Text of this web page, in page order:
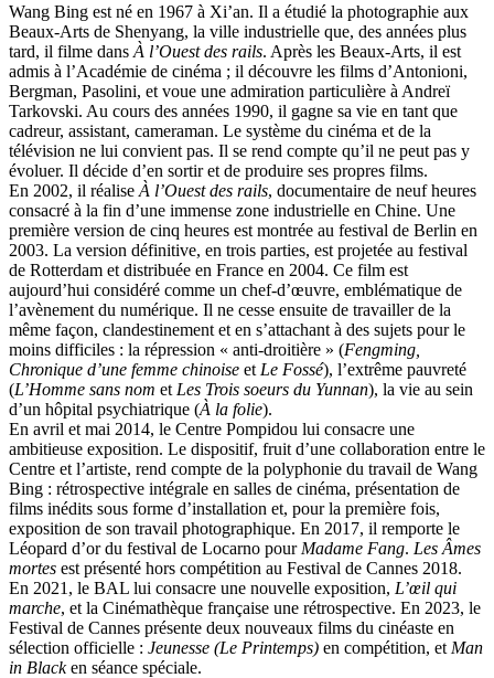
Wang Bing est né en 1967 à Xi’an. Il a étudié la photographie aux
Beaux-Arts de Shenyang, la ville industrielle que, des années plus
tard, il filme dans À l’Ouest des rails. Après les Beaux-Arts, il est
admis à l’Académie de cinéma ; il découvre les films d’Antonioni,
Bergman, Pasolini, et voue une admiration particulière à Andreï
Tarkovski. Au cours des années 1990, il gagne sa vie en tant que
cadreur, assistant, cameraman. Le système du cinéma et de la
télévision ne lui convient pas. Il se rend compte qu’il ne peut pas y
évoluer. Il décide d’en sortir et de produire ses propres films.
En 2002, il réalise À l’Ouest des rails, documentaire de neuf heures
consacré à la fin d’une immense zone industrielle en Chine. Une
première version de cinq heures est montrée au festival de Berlin en
2003. La version définitive, en trois parties, est projetée au festival
de Rotterdam et distribuée en France en 2004. Ce film est
aujourd’hui considéré comme un chef-d’œuvre, emblématique de
l’avènement du numérique. Il ne cesse ensuite de travailler de la
même façon, clandestinement et en s’attachant à des sujets pour le
moins difficiles : la répression « anti-droitière » (Fengming,
Chronique d’une femme chinoise et Le Fossé), l’extrême pauvreté
(L’Homme sans nom et Les Trois soeurs du Yunnan), la vie au sein
d’un hôpital psychiatrique (À la folie).
En avril et mai 2014, le Centre Pompidou lui consacre une
ambitieuse exposition. Le dispositif, fruit d’une collaboration entre le
Centre et l’artiste, rend compte de la polyphonie du travail de Wang
Bing : rétrospective intégrale en salles de cinéma, présentation de
films inédits sous forme d’installation et, pour la première fois,
exposition de son travail photographique. En 2017, il remporte le
Léopard d’or du festival de Locarno pour Madame Fang. Les Âmes
mortes est présenté hors compétition au Festival de Cannes 2018.
En 2021, le BAL lui consacre une nouvelle exposition, L’œil qui
marche, et la Cinémathèque française une rétrospective. En 2023, le
Festival de Cannes présente deux nouveaux films du cinéaste en
sélection officielle : Jeunesse (Le Printemps) en compétition, et Man
in Blacken séance spéciale.